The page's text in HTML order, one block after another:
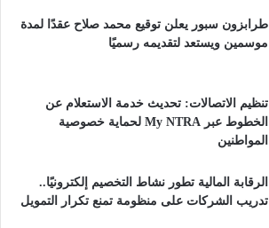
طرابزون سبور يعلن توقيع محمد صلاح عقدًا لمدة
موسمين ويستعد لتقديمه رسميًا
تنظيم الاتصالات: تحديث خدمة الاستعلام عن
الخطوط عبر My NTRA لحماية خصوصية
المواطنين
الرقابة المالية تطور نشاط التخصيم إلكترونيًا..
تدريب الشركات على منظومة تمنع تكرار التمويل